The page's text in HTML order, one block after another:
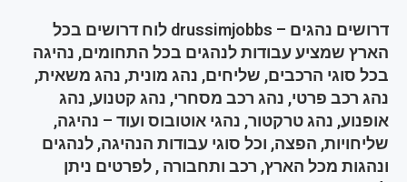
דרושים נהגים – drussimjobbs לוח דרושים בכל
הארץ שמציע עבודות לנהגים בכל התחומים, נהיגה
בכל סוגי הרכבים, שליחים, נהג מונית, נהג משאית,
נהג רכב פרטי, נהג רכב מסחרי, נהג קטנוע, נהג
אופנוע, נהג טרקטור, נהגי אוטובוס ועוד – נהיגה,
שליחויות, הפצה, וכל סוגי עבודות הנהיגה, לנהגים
ונהגות מכל הארץ, רכב ותחבורה , לפרטים ניתן